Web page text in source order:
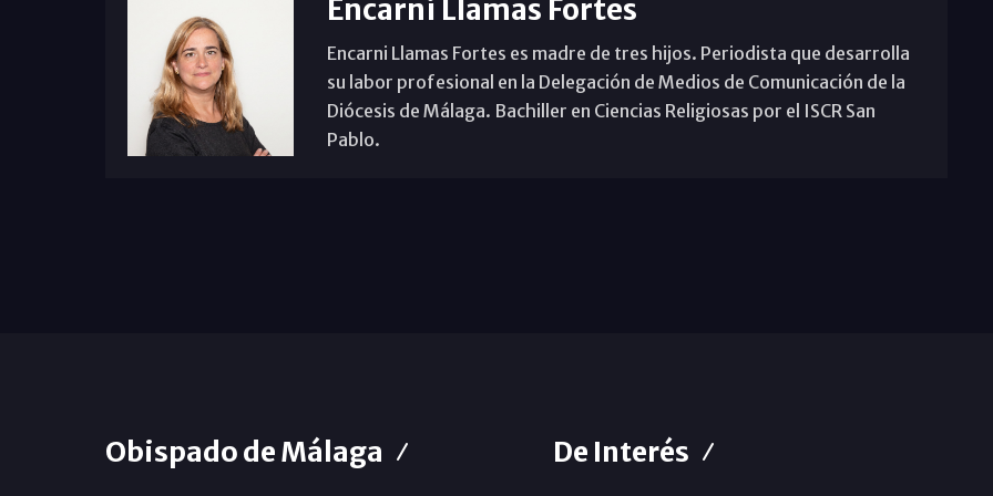
Encarni Llamas Fortes
Encarni Llamas Fortes es madre de tres hijos. Periodista que desarrolla
su labor profesional en la Delegación de Medios de Comunicación de la
Diócesis de Málaga. Bachiller en Ciencias Religiosas por el ISCR San
Pablo.
Obispado de Málaga De Interés